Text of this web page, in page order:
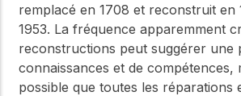
remplacé en 1708 et reconstruit en
1953. La fréquence apparemment
reconstructions peut suggérer une
connaissances et de compétences,
possible que toutes les réparations